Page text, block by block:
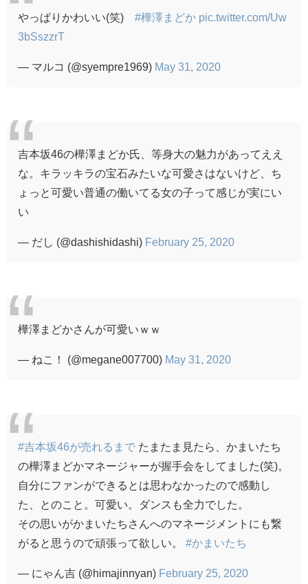
やっぱりかわいい(笑) #樺澤まどか pic.twitter.com/Uw
3bSszzrT
— マルコ (@syempre1969) May 31, 2020
吉本坂46の樺澤まどか氏、等身大の魅力があってええ
な。キラッキラの宝石みたいな可愛さはないけど、ち
ょっと可愛い普通の働いてる女の子って感じが実にい
い
— だし (@dashishidashi) February 25, 2020
樺澤まどかさんが可愛いｗｗ
— ねこ！ (@megane007700) May 31, 2020
#吉本坂46が売れるまで たまたま見たら、かまいたち
の樺澤まどかマネージャーが握手会をしてました(笑)。
自分にファンができるとは思わなかったので感動し
た、とのこと。可愛い。ダンスも全力でした。
その思いがかまいたちさんへのマネージメントにも繋
がると思うので頑張って欲しい。 #かまいたち
— にゃん吉 (@himajinnyan) February 25, 2020